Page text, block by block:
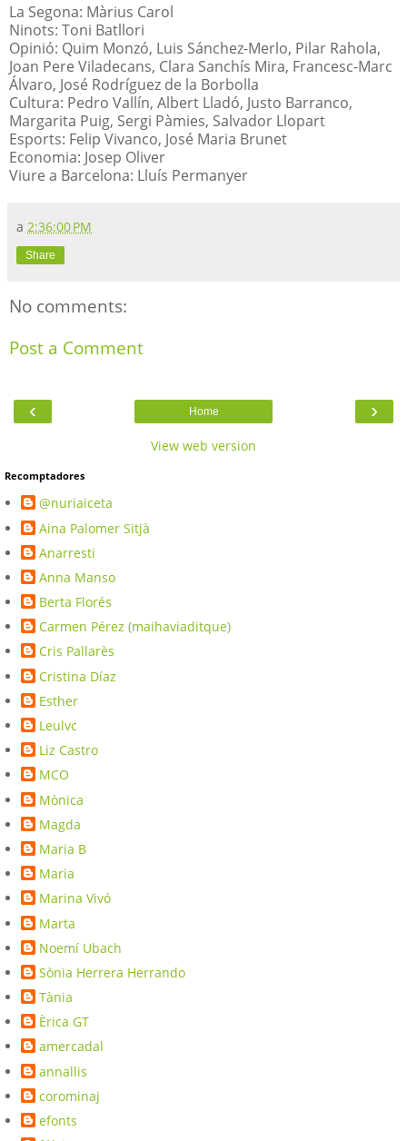
La Segona: Màrius Carol
Ninots: Toni Batllori
Opinió: Quim Monzó, Luis Sánchez-Merlo, Pilar Rahola,
Joan Pere Viladecans, Clara Sanchís Mira, Francesc-Marc
Álvaro, José Rodríguez de la Borbolla
Cultura: Pedro Vallín, Albert Lladó, Justo Barranco,
Margarita Puig, Sergi Pàmies, Salvador Llopart
Esports: Felip Vivanco, José Maria Brunet
Economia: Josep Oliver
Viure a Barcelona: Lluís Permanyer
a 2:36:00 PM
Share
No comments:
Post a Comment
‹ ›
Home
View web version
Recomptadores
@nuriaiceta
Aina Palomer Sitjà
Anarresti
Anna Manso
Berta Florés
Carmen Pérez (maihaviaditque)
Cris Pallarès
Cristina Díaz
Esther
Leulvc
Liz Castro
MCO
Mònica
Magda
Maria B
Maria
Marina Vivó
Marta
Noemí Ubach
Sònia Herrera Herrando
Tània
Èrica GT
amercadal
annallis
corominaj
efonts